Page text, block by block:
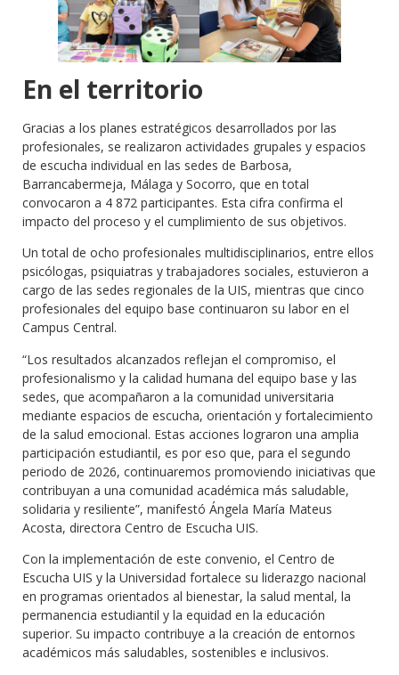
En el territorio
Gracias a los planes estratégicos desarrollados por las
profesionales, se realizaron actividades grupales y espacios
de escucha individual en las sedes de Barbosa,
Barrancabermeja, Málaga y Socorro, que en total
convocaron a 4 872 participantes. Esta cifra confirma el
impacto del proceso y el cumplimiento de sus objetivos.
Un total de ocho profesionales multidisciplinarios, entre ellos
psicólogas, psiquiatras y trabajadores sociales, estuvieron a
cargo de las sedes regionales de la UIS, mientras que cinco
profesionales del equipo base continuaron su labor en el
Campus Central.
“Los resultados alcanzados reflejan el compromiso, el
profesionalismo y la calidad humana del equipo base y las
sedes, que acompañaron a la comunidad universitaria
mediante espacios de escucha, orientación y fortalecimiento
de la salud emocional. Estas acciones lograron una amplia
participación estudiantil, es por eso que, para el segundo
periodo de 2026, continuaremos promoviendo iniciativas que
contribuyan a una comunidad académica más saludable,
solidaria y resiliente”, manifestó Ángela María Mateus
Acosta, directora Centro de Escucha UIS.
Con la implementación de este convenio, el Centro de
Escucha UIS y la Universidad fortalece su liderazgo nacional
en programas orientados al bienestar, la salud mental, la
permanencia estudiantil y la equidad en la educación
superior. Su impacto contribuye a la creación de entornos
académicos más saludables, sostenibles e inclusivos.